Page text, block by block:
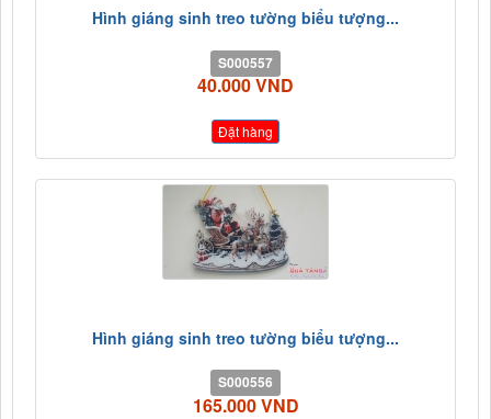
Hình giáng sinh treo tường biểu tượng...
S000557
40.000 VND
Đặt hàng
Hình giáng sinh treo tường biểu tượng...
S000556
165.000 VND